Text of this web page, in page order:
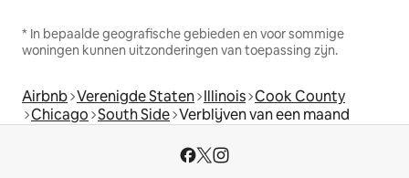
* In bepaalde geografische gebieden en voor sommige
woningen kunnen uitzonderingen van toepassing zijn.
Airbnb Verenigde Staten Illinois Cook County
Chicago South Side Verblijven van een maand